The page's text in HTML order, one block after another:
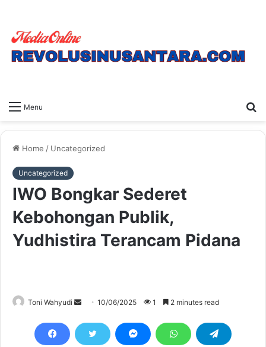
Menu
Home / Uncategorized
Uncategorized
IWO Bongkar Sederet
Kebohongan Publik,
Yudhistira Terancam Pidana
Toni Wahyudi
Send
email
10/06/2025 1 2 minutes read